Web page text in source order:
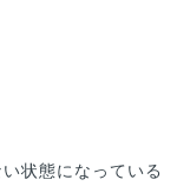
状態になっている